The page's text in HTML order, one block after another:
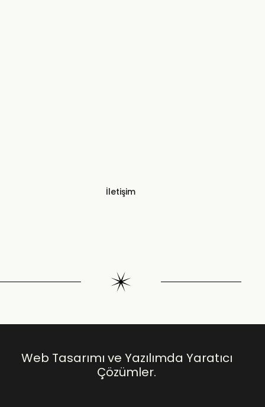
İletişim
Web Tasarımı ve Yazılımda Yaratıcı
Çözümler.